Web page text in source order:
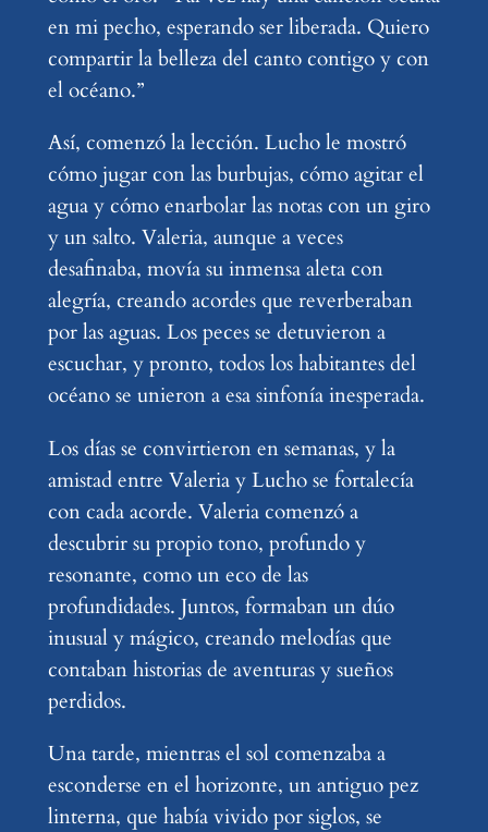
en mi pecho, esperando ser liberada. Quiero
compartir la belleza del canto contigo y con
el océano.”
Así, comenzó la lección. Lucho le mostró
cómo jugar con las burbujas, cómo agitar el
agua y cómo enarbolar las notas con un giro
y un salto. Valeria, aunque a veces
desafinaba, movía su inmensa aleta con
alegría, creando acordes que reverberaban
por las aguas. Los peces se detuvieron a
escuchar, y pronto, todos los habitantes del
océano se unieron a esa sinfonía inesperada.
Los días se convirtieron en semanas, y la
amistad entre Valeria y Lucho se fortalecía
con cada acorde. Valeria comenzó a
descubrir su propio tono, profundo y
resonante, como un eco de las
profundidades. Juntos, formaban un dúo
inusual y mágico, creando melodías que
contaban historias de aventuras y sueños
perdidos.
Una tarde, mientras el sol comenzaba a
esconderse en el horizonte, un antiguo pez
linterna, que había vivido por siglos, se